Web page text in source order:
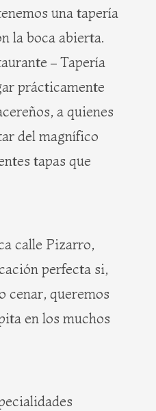
una tapería
la boca abierta.
– Tapería
prácticamente
a quienes
del magnífico
tapas que
calle Pizarro,
perfecta si,
cenar, queremos
en los muchos